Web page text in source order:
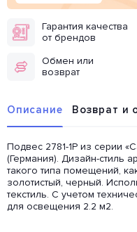
Гарантия качества
от брендов
Обмен или
возврат
Описание Возврат и
Подвес 2781-1P из серии
(Германия). Дизайн-стиль
такого типа помещений,
золотистый, черный.
текстиль. С учетом
для освещения 2.2 м2.